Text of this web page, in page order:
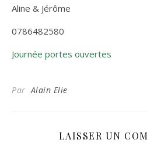
Aline & Jérôme
0786482580
Journée portes ouvertes
ParAlain Elie
LAISSER UN